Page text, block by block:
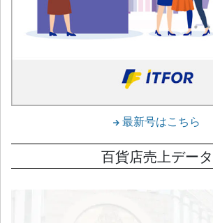
最新号はこちら
百貨店売上データ